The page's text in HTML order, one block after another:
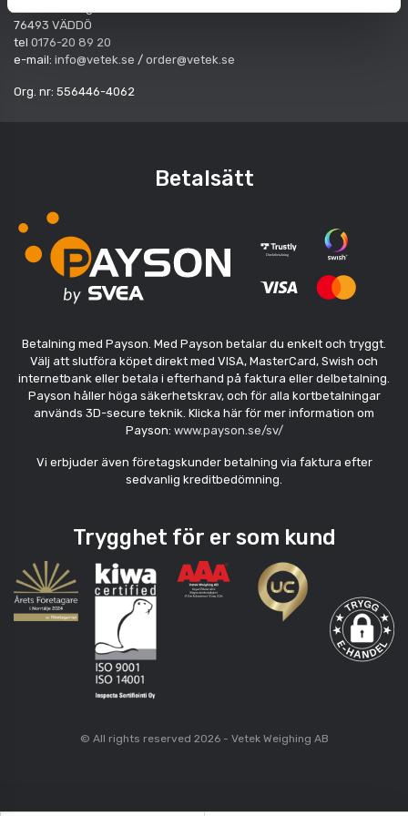
76493 VÄDDÖ
tel 0176-20 89 20
e-mail: info@vetek.se / order@vetek.se
Org. nr: 556446-4062
Betalsätt
Betalning med Payson. Med Payson betalar du enkelt och tryggt.
Välj att slutföra köpet direkt med VISA, MasterCard, Swish och
internetbank eller betala i efterhand på faktura eller delbetalning.
Payson håller höga säkerhetskrav, och för alla kortbetalningar
används 3D-secure teknik. Klicka här för mer information om
Payson: www.payson.se/sv/
Vi erbjuder även företagskunder betalning via faktura efter
sedvanlig kreditbedömning.
Trygghet för er som kund
© All rights reserved 2026 - Vetek Weighing AB